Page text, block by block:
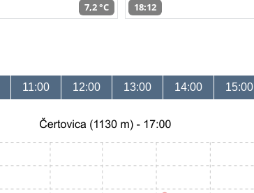
7,2 °C 18:12
11:00 12:00 13:00 14:00 15:00